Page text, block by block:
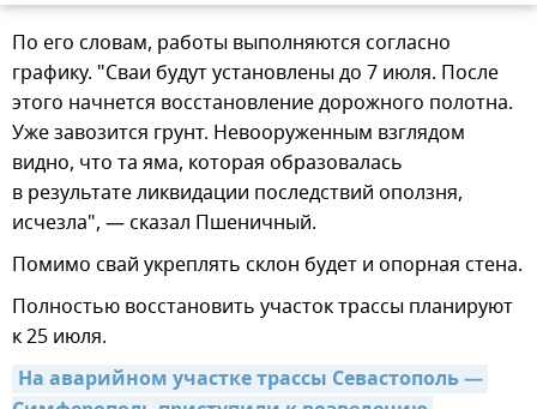
По его словам, работы выполняются согласно
графику. "Сваи будут установлены до 7 июля. После
этого начнется восстановление дорожного полотна.
Уже завозится грунт. Невооруженным взглядом
видно, что та яма, которая образовалась
в результате ликвидации последствий оползня,
исчезла", — сказал Пшеничный.
Помимо свай укреплять склон будет и опорная стена.
Полностью восстановить участок трассы планируют
к 25 июля.
На аварийном участке трассы Севастополь —